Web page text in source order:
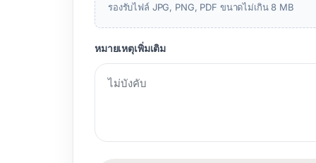
รองรับไฟล์ JPG, PNG, PDF ขนาดไม่เกิน 8 MB
หมายเหตุเพิ่มเติม